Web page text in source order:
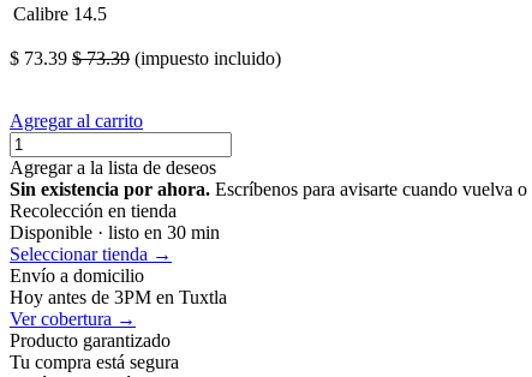
Calibre 14.5
$ 73.39 $73.39 (impuesto incluido)
Agregar al carrito
Agregar a la lista de deseos
Sin existencia por ahora. Escríbenos para avisarte cuando vuelva
Recolección en tienda
Disponible · listo en 30 min
Seleccionar tienda →
Envío a domicilio
Hoy antes de 3PM en Tuxtla
Ver cobertura →
Producto garantizado
Tu compra está segura